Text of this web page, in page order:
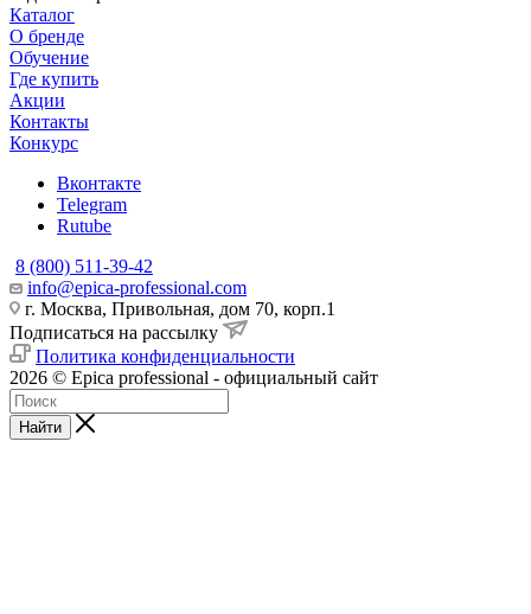
Каталог
О бренде
Обучение
Где купить
Акции
Контакты
Конкурс
Вконтакте
Telegram
Rutube
8 (800) 511-39-42
info@epica-professional.com
г. Москва, Привольная, дом 70, корп.1
Подписаться на рассылку
Политика конфиденциальности
2026 © Epica professional - официальный сайт
Найти